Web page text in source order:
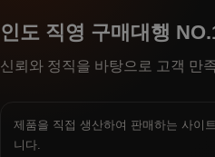
인도 직영 구매대행
신뢰와 정직을 바탕으로 고객 만
제품을 직접 생산하여 판매하는 사이
니다.